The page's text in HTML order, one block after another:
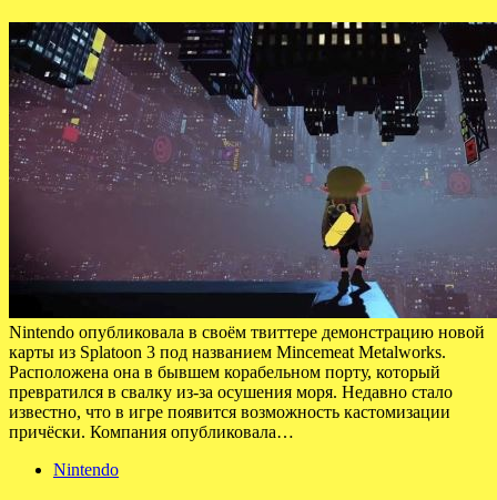
Nintendo опубликовала в своём твиттере демонстрацию новой
карты из Splatoon 3 под названием Mincemeat Metalworks.
Расположена она в бывшем корабельном порту, который
превратился в свалку из-за осушения моря. Недавно стало
известно, что в игре появится возможность кастомизации
причёски. Компания опубликовала…
Nintendo